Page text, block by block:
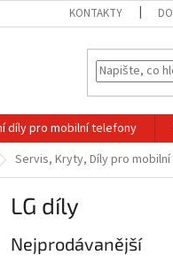
KONTAKTY
díly pro mobilní telefony
Servis, Kryty, Díly pro
LG díly
Nejprodávanější